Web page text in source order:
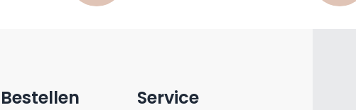
Bestellen Service